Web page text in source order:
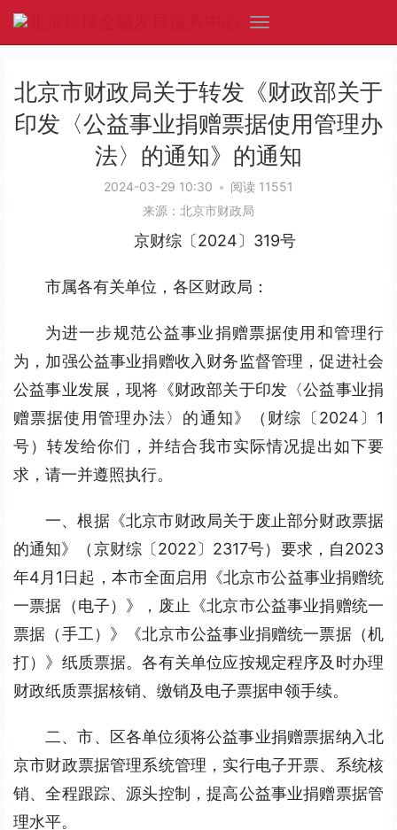
北京市财政局关于转发《财政部关于
印发〈公益事业捐赠票据使用管理办
法〉的通知》的通知
2024-03-29 10:30 • 阅读 11551
来源：北京市财政局
京财综〔2024〕319号
市属各有关单位，各区财政局：
为进一步规范公益事业捐赠票据使用和管理行
为，加强公益事业捐赠收入财务监督管理，促进社会
公益事业发展，现将《财政部关于印发〈公益事业捐
赠票据使用管理办法〉的通知》（财综〔2024〕1
号）转发给你们，并结合我市实际情况提出如下要
求，请一并遵照执行。
一、根据《北京市财政局关于废止部分财政票据
的通知》（京财综〔2022〕2317号）要求，自2023
年4月1日起，本市全面启用《北京市公益事业捐赠统
一票据（电子）》，废止《北京市公益事业捐赠统一
票据（手工）》《北京市公益事业捐赠统一票据（机
打）》纸质票据。各有关单位应按规定程序及时办理
财政纸质票据核销、缴销及电子票据申领手续。
二、市、区各单位须将公益事业捐赠票据纳入北
京市财政票据管理系统管理，实行电子开票、系统核
销、全程跟踪、源头控制，提高公益事业捐赠票据管
理水平。